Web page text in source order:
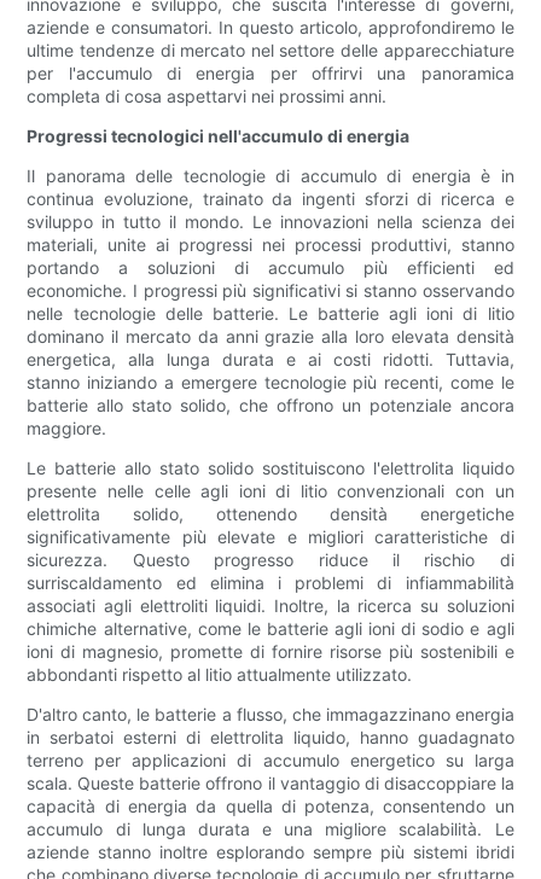
innovazione e sviluppo, che suscita l'interesse di governi,
aziende e consumatori. In questo articolo, approfondiremo le
ultime tendenze di mercato nel settore delle apparecchiature
per l'accumulo di energia per offrirvi una panoramica
completa di cosa aspettarvi nei prossimi anni.
Progressi tecnologici nell'accumulo di energia
Il panorama delle tecnologie di accumulo di energia è in
continua evoluzione, trainato da ingenti sforzi di ricerca e
sviluppo in tutto il mondo. Le innovazioni nella scienza dei
materiali, unite ai progressi nei processi produttivi, stanno
portando a soluzioni di accumulo più efficienti ed
economiche. I progressi più significativi si stanno osservando
nelle tecnologie delle batterie. Le batterie agli ioni di litio
dominano il mercato da anni grazie alla loro elevata densità
energetica, alla lunga durata e ai costi ridotti. Tuttavia,
stanno iniziando a emergere tecnologie più recenti, come le
batterie allo stato solido, che offrono un potenziale ancora
maggiore.
Le batterie allo stato solido sostituiscono l'elettrolita liquido
presente nelle celle agli ioni di litio convenzionali con un
elettrolita solido, ottenendo densità energetiche
significativamente più elevate e migliori caratteristiche di
sicurezza. Questo progresso riduce il rischio di
surriscaldamento ed elimina i problemi di infiammabilità
associati agli elettroliti liquidi. Inoltre, la ricerca su soluzioni
chimiche alternative, come le batterie agli ioni di sodio e agli
ioni di magnesio, promette di fornire risorse più sostenibili e
abbondanti rispetto al litio attualmente utilizzato.
D'altro canto, le batterie a flusso, che immagazzinano energia
in serbatoi esterni di elettrolita liquido, hanno guadagnato
terreno per applicazioni di accumulo energetico su larga
scala. Queste batterie offrono il vantaggio di disaccoppiare la
capacità di energia da quella di potenza, consentendo un
accumulo di lunga durata e una migliore scalabilità. Le
aziende stanno inoltre esplorando sempre più sistemi ibridi
che combinano diverse tecnologie di accumulo per sfruttarne